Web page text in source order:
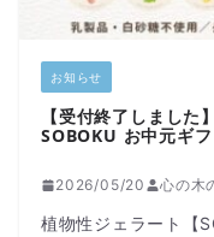
お知らせ
【受付終了しました
SOBOKU お中元ギフ
2026/05/20 心の木
植物性ジェラート【